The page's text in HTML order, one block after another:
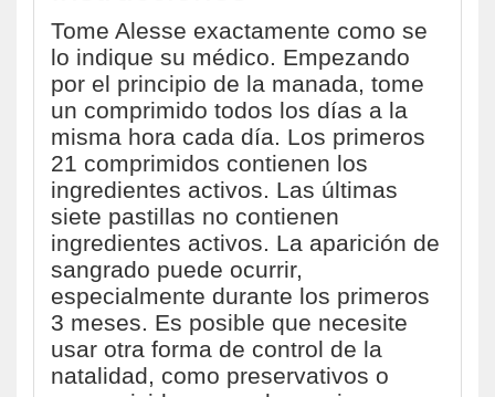
Tome Alesse exactamente como se
lo indique su médico. Empezando
por el principio de la manada, tome
un comprimido todos los días a la
misma hora cada día. Los primeros
21 comprimidos contienen los
ingredientes activos. Las últimas
siete pastillas no contienen
ingredientes activos. La aparición de
sangrado puede ocurrir,
especialmente durante los primeros
3 meses. Es posible que necesite
usar otra forma de control de la
natalidad, como preservativos o